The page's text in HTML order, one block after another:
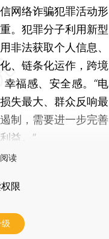
网络诈骗犯罪活动形
。犯罪分子利用新型
非法获取个人信息、
、链条化运作，跨境
福感、安全感。“电
失最大、群众反响最
制，需要进一步完善
益。”
读
限